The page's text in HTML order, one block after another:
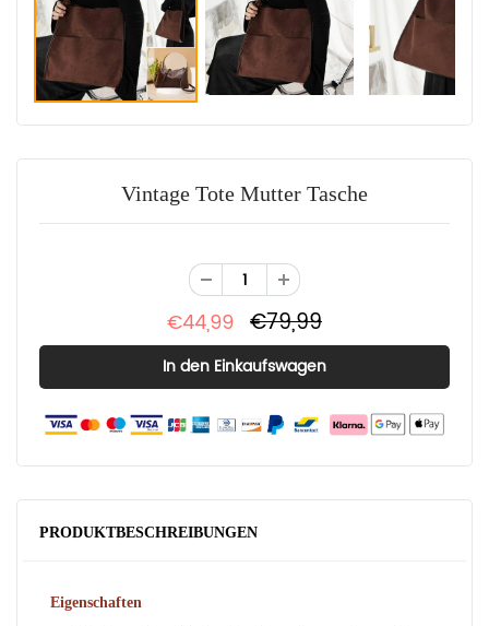
Vintage Tote Mutter Tasche
€44,99 €79,99
PRODUKTBESCHREIBUNGEN
Eigenschaften